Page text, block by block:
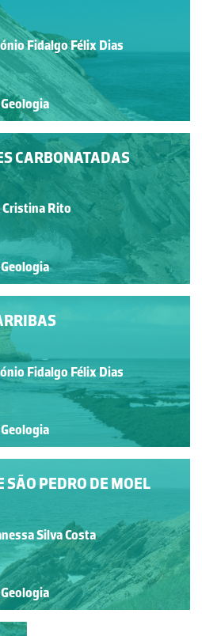
Fidalgo Félix Dias
Geologia
CARBONATADAS
Cristina Rito
Geologia
Fidalgo Félix Dias
Geologia
SÃO PEDRO DE MOEL
Silva Costa
Geologia